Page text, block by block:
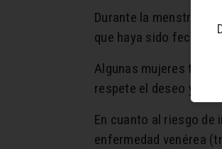
Durante la
que haya sido
Algunas mujeres
respete el deseo y la
En cuanto al riesgo
enfermedad venérea